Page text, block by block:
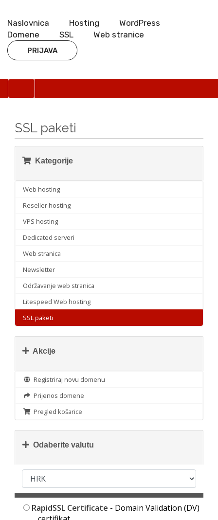
Naslovnica Hosting
WordPress
Domene
SSL Web stranice
PRIJAVA
SSL paketi
Kategorije
Web hosting
Reseller hosting
VPS hosting
Dedicated serveri
Web stranica
Newsletter
Održavanje web stranica
Litespeed Web hosting
SSL paketi
Akcije
Registriraj novu domenu
Prijenos domene
Pregled košarice
Odaberite valutu
RapidSSL Certificate - Domain Validation (DV)